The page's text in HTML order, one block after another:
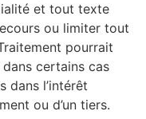
et tout texte
ou limiter tout
pourrait
certains cas
dans l’intérêt
ou d’un tiers.